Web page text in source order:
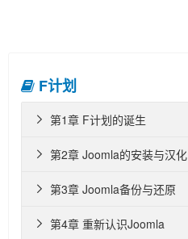
F计划
第1章 F计划的诞生

第2章 Joomla的安装与汉化

第3章 Joomla备份与还原

第4章 重新认识Joomla
